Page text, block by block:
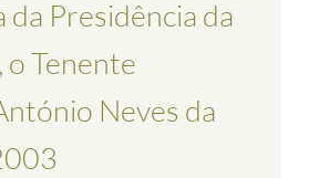
da Presidência da
o Tenente
Neves da